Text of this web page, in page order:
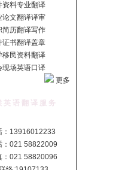
资料专业翻译
论文翻译译审
简历翻译写作
证书翻译盖章
移民资料翻译
现场英语口译
更多
英 语 翻 译 服 务
：13916012233
：021 58822009
：021 58820096